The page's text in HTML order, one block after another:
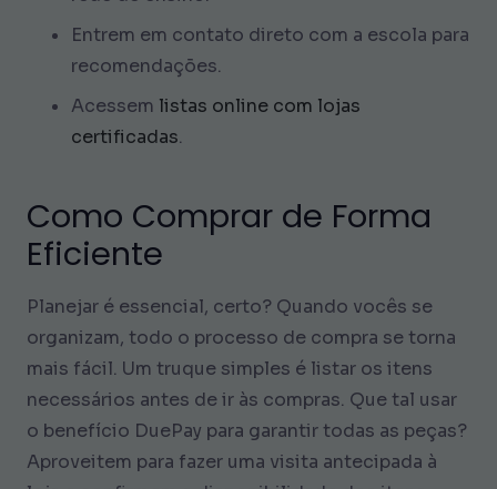
Entrem em contato direto com a escola para
recomendações.
Acessem listas online com lojas
certificadas.
Como Comprar de Forma
Eficiente
Planejar é essencial, certo? Quando vocês se
organizam, todo o processo de compra se torna
mais fácil. Um truque simples é listar os itens
necessários antes de ir às compras. Que tal usar
o benefício DuePay para garantir todas as peças?
Aproveitem para fazer uma visita antecipada à